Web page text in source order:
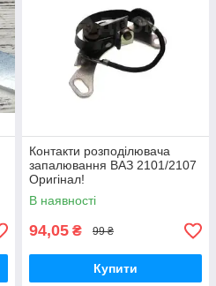
Контакти розподілювача
запалювання ВАЗ 2101/2107
Оригінал!
В наявності
94,05 ₴ 99 ₴
Купити